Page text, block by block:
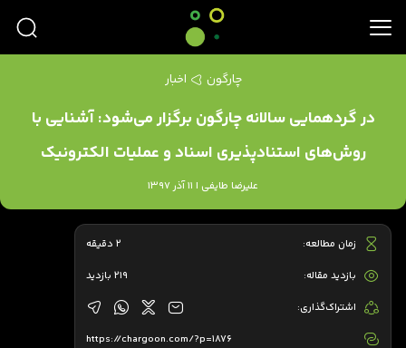
چارگون اخبار
در گردهمایی سالانه چارگون برگزار می‌شود: آشنایی با
روش‌های استنادپذیری اسناد و عملیات الکترونیک
علیرضا طایفی | 11 آذر 1397
زمان مطالعه: 2 دقیقه
بازدید مقاله: 219 بازدید
اشتراک‌گذاری:
https://chargoon.com/?p=1876